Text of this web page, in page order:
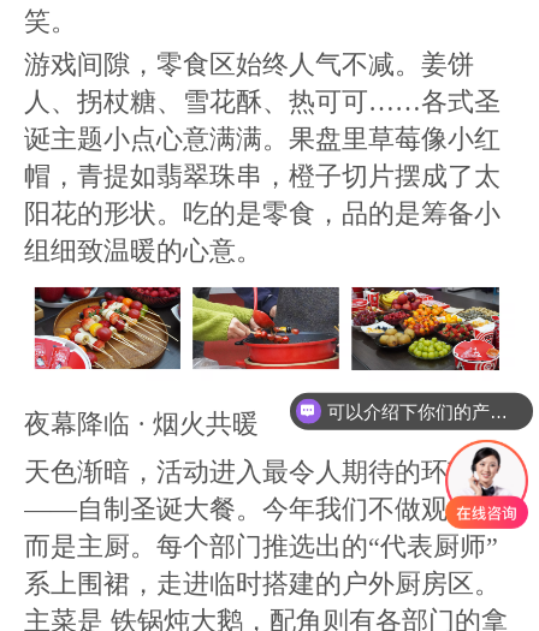
笑。
游戏间隙，零食区始终人气不减。姜饼
人、拐杖糖、雪花酥、热可可……各式圣
诞主题小点心意满满。果盘里草莓像小红
帽，青提如翡翠珠串，橙子切片摆成了太
阳花的形状。吃的是零食，品的是筹备小
组细致温暖的心意。
夜幕降临 · 烟火共暖
天色渐暗，活动进入最令人期待的环节
——自制圣诞大餐。今年我们不做观众，
而是主厨。每个部门推选出的“代表厨师”
系上围裙，走进临时搭建的户外厨房区。
主菜是 铁锅炖大鹅，配角则有各部门的拿
可以介绍下你们的产品么